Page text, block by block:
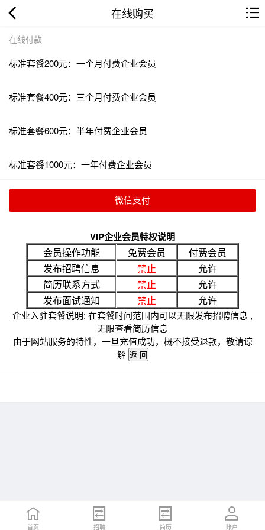
在线购买
在线付款
标准套餐200元：一个月付费企业会员
标准套餐400元：三个月付费企业会员
标准套餐600元：半年付费企业会员
标准套餐1000元：一年付费企业会员
VIP企业会员特权说明
会员操作功能 免费会员
付费会员
发布招聘信息
禁止
允许
简历联系方式
禁止
允许
发布面试通知
禁止 允许
企业入驻套餐说明: 在套餐时间范围内可以无限发布招聘信息 ,
无限查看简历信息
由于网站服务的特性，一旦充值成功，概不接受退款，敬请谅
解
首页 招聘 简历 账户